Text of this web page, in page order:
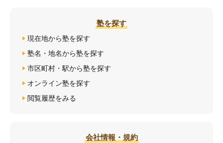
塾を探す
現在地から塾を探す
塾名・地名から塾を探す
市区町村・駅から塾を探す
オンライン塾を探す
閲覧履歴をみる
会社情報・規約